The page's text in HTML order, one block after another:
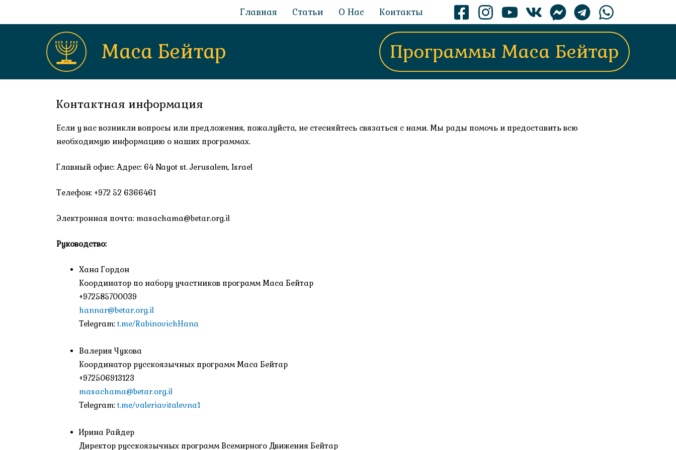
Главная Статьи О Нас Контакты
Маса Бейтар Программы Маса Бейтар
Контактная информация
Если у вас возникли вопросы или предложения, пожалуйста, не стесняйтесь связаться с нами. Мы рады помочь и предоставить всю
необходимую информацию о наших программах.
Главный офис: Адрес: 64 Nayot st. Jerusalem, Israel
Телефон: +972 52 6366461
Электронная почта: masachama@betar.org.il
Руководство:
Хана Гордон
Координатор по набору участников программ Маса Бейтар
+972585700039
hannar@betar.org.il
Telegram:t.me/RabinovichHana
Валерия Чукова
Координатор русскоязычных программ Маса Бейтар
+972506913123
masachama@betar.org.il
Telegram:t.me/valeriavitalevna1
Ирина Райдер
Директор русскоязычных программ Всемирного Движения Бейтар